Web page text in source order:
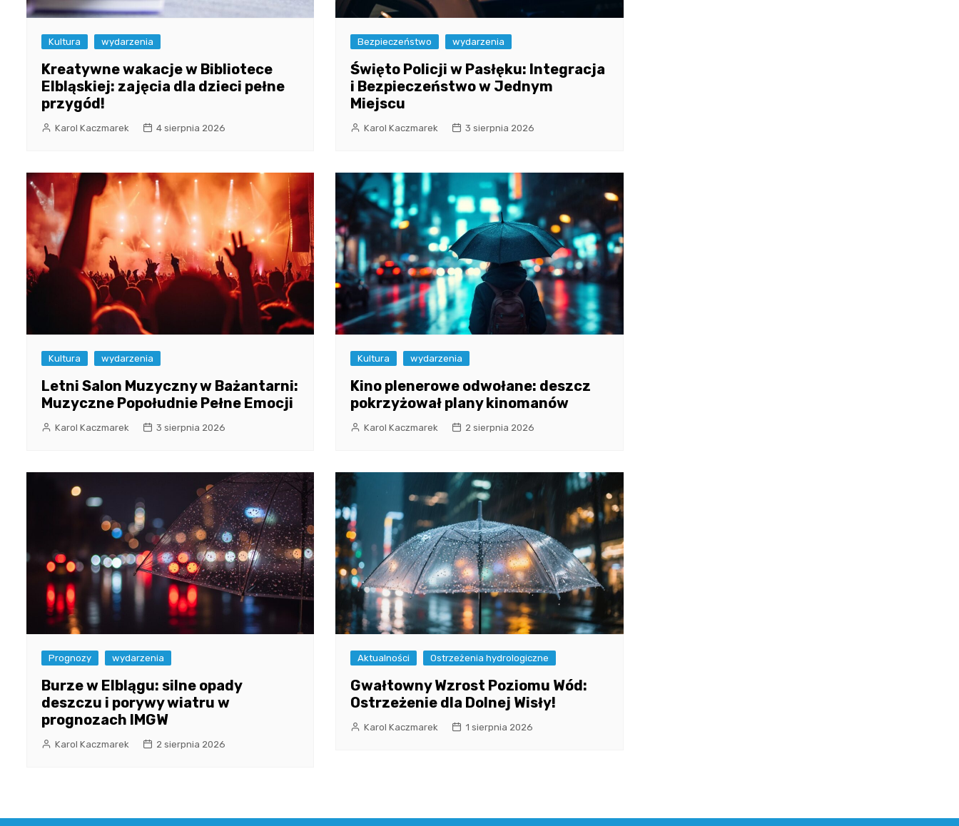
Kultura wydarzenia
Kreatywne wakacje w Bibliotece
Elbląskiej: zajęcia dla dzieci pełne
przygód!
Karol Kaczmarek 4 sierpnia 2026
Bezpieczeństwo wydarzenia
Święto Policji w Pasłęku: Integracja
i Bezpieczeństwo w Jednym
Miejscu
Karol Kaczmarek 3 sierpnia 2026
Kultura wydarzenia
Letni Salon Muzyczny w Bażantarni:
Muzyczne Popołudnie Pełne Emocji
Karol Kaczmarek 3 sierpnia 2026
Kultura wydarzenia
Kino plenerowe odwołane: deszcz
pokrzyżował plany kinomanów
Karol Kaczmarek 2 sierpnia 2026
Prognozy wydarzenia
Burze w Elblągu: silne opady
deszczu i porywy wiatru w
prognozach IMGW
Karol Kaczmarek 2 sierpnia 2026
Aktualności Ostrzeżenia hydrologiczne
Gwałtowny Wzrost Poziomu Wód:
Ostrzeżenie dla Dolnej Wisły!
Karol Kaczmarek 1 sierpnia 2026